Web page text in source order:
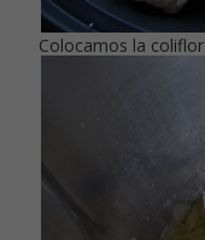
Colocamos la